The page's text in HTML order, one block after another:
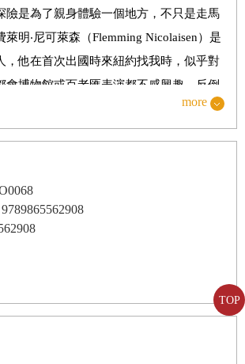
TOP
後的甦醒
美術館
門之歌
國度
約
床？
的同志、猶太人、精神病患和吉普賽慈
險是為了親身體驗一個地方，不只是走馬
萊明‧尼可萊森（Flemming Nicolaisen）是
，他在首次出國時來紐約找我時，似乎對
會博物館或百老匯表演都不感興趣，反倒
散上老長的步。他說：「從前你來
戰爭紀念碑嗎？或是努克的博物館？」我
時最想要的是置身於虹光幻彩的冰天雪地
蘭全部人口，他就想感受一下跟這麼多人
。他是旅人，我卻為他安排了觀光客的行
旅人的終極目標，不過這事可遇而不可
年與朋友泰考特
more